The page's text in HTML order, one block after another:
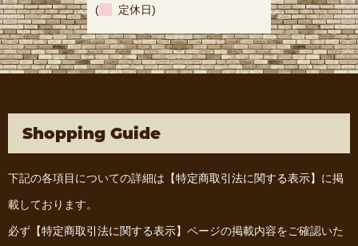
( 定休日)
Shopping Guide
下記の各項目についての詳細は 【特定商取引法に関する表示】 に掲
載しております。
必ず 【特定商取引法に関する表示】 ページの掲載内容をご確認いた